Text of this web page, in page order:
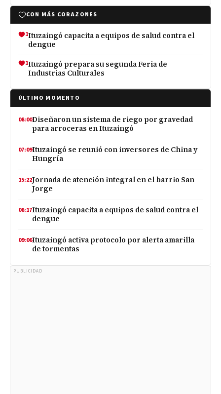
CON MÁS CORAZONES
1Ituzaingó capacita a equipos de salud contra el
dengue
1Ituzaingó prepara su segunda Feria de
Industrias Culturales
ÚLTIMO MOMENTO
08:00Diseñaron un sistema de riego por gravedad
para arroceras en Ituzaingó
07:09Ituzaingó se reunió con inversores de China y
Hungría
15:22Jornada de atención integral en el barrio San
Jorge
08:17Ituzaingó capacita a equipos de salud contra el
dengue
09:06Ituzaingó activa protocolo por alerta amarilla
de tormentas
PUBLICIDAD